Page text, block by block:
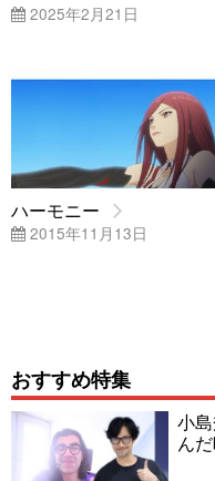
2025年2月21日
ハーモニー
2015年11月13日
おすすめ特集
小
ん